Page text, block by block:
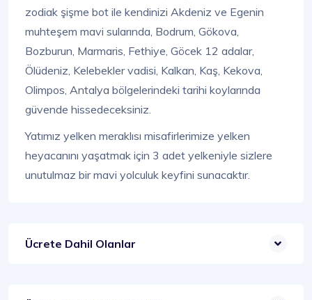
zodiak şişme bot ile kendinizi Akdeniz ve Egenin
muhteşem mavi sularında, Bodrum, Gökova,
Bozburun, Marmaris, Fethiye, Göcek 12 adalar,
Ölüdeniz, Kelebekler vadisi, Kalkan, Kaş, Kekova,
Olimpos, Antalya bölgelerindeki tarihi koylarında
güvende hissedeceksiniz.
Yatımız yelken meraklısı misafirlerimize yelken
heyacanını yaşatmak için 3 adet yelkeniyle sizlere
unutulmaz bir mavi yolculuk keyfini sunacaktır.
Ücrete Dahil Olanlar